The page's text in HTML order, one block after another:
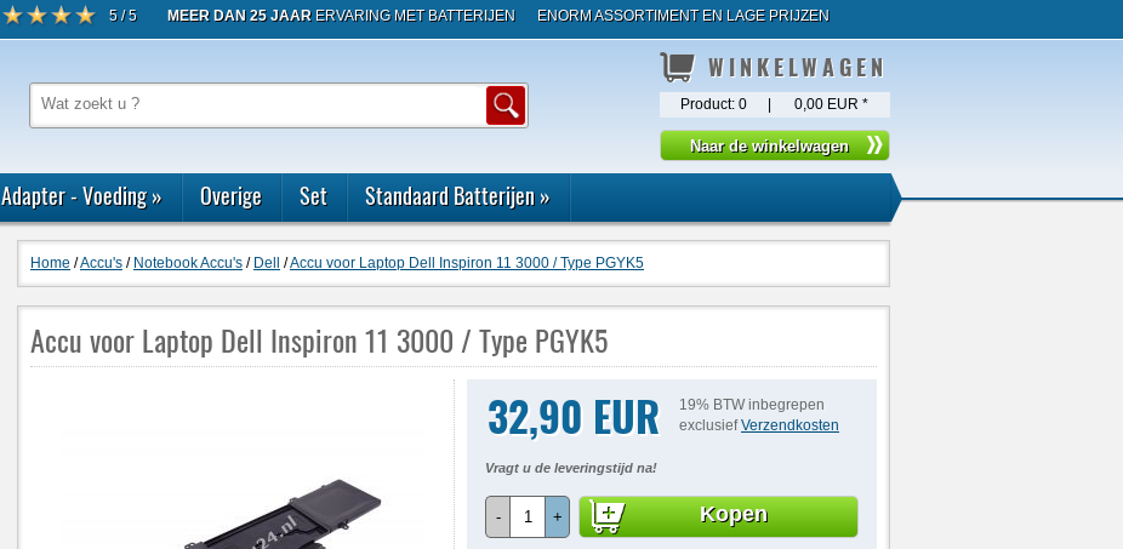
5 / 5 MEER DAN 25 JAAR ERVARING MET BATTERIJEN ENORM ASSORTIMENT EN LAGE PRIJZEN
WINKELWAGEN
Product: 0 0,00 EUR *
Adapter - Voeding» Overige Set Standaard Batterijen»
Home /Accu's / Notebook Accu's / Dell /Accu voor Laptop Dell Inspiron 11 3000 / Type PGYK5
Accu voor Laptop Dell Inspiron 11 3000 / Type PGYK5
32,90 EUR
19% BTW inbegrepen
exclusiefVerzendkosten
Vragt u de leveringstijd na!
- + Kopen